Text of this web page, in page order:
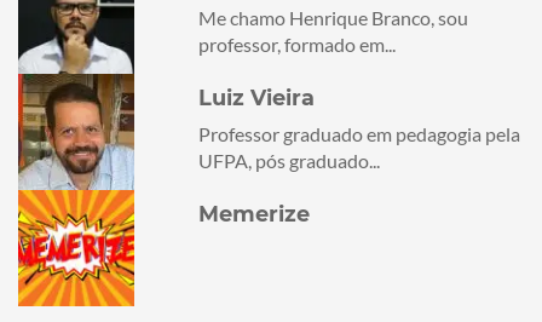
Me chamo Henrique Branco, sou
professor, formado em...
Luiz Vieira
Professor graduado em pedagogia pela
UFPA, pós graduado...
Memerize